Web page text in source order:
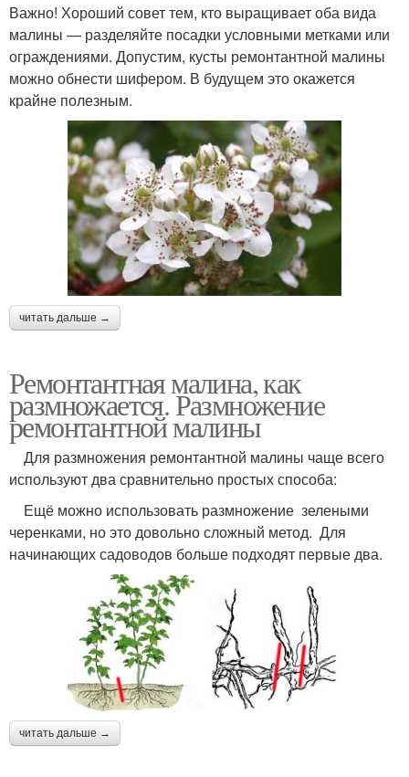
Важно! Хороший совет тем, кто выращивает оба вида
малины — разделяйте посадки условными метками или
ограждениями. Допустим, кусты ремонтантной малины
можно обнести шифером. В будущем это окажется
крайне полезным.
читать дальше →
Ремонтантная малина, как
размножается. Размножение
ремонтантной малины
Для размножения ремонтантной малины чаще всего
используют два сравнительно простых способа:
Ещё можно использовать размножение зелеными
черенками, но это довольно сложный метод. Для
начинающих садоводов больше подходят первые два.
читать дальше →